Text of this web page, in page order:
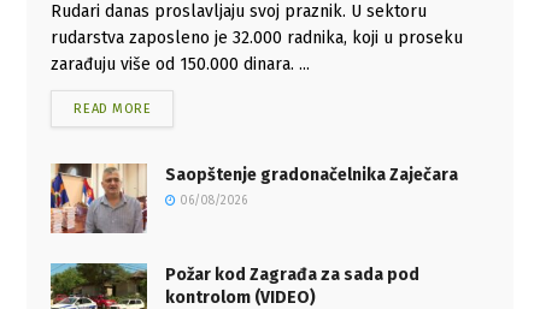
Rudari danas proslavljaju svoj praznik. U sektoru
rudarstva zaposleno je 32.000 radnika, koji u proseku
zarađuju više od 150.000 dinara. ...
READ MORE
Saopštenje gradonačelnika Zaječara
06/08/2026
Požar kod Zagrađa za sada pod
kontrolom (VIDEO)